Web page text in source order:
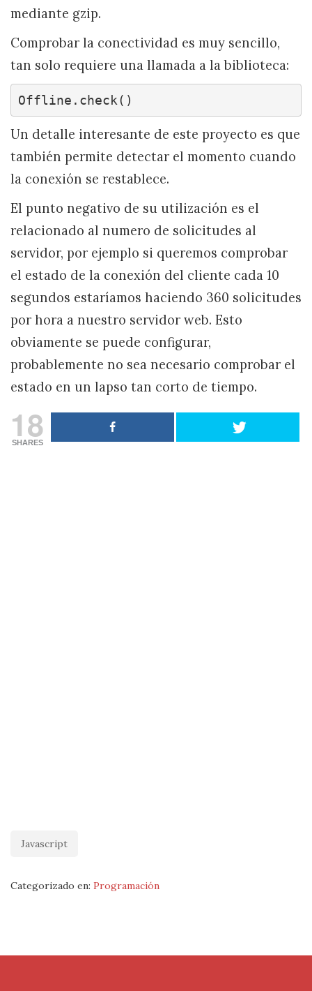
mediante gzip.
Comprobar la conectividad es muy sencillo,
tan solo requiere una llamada a la biblioteca:
Offline.check()
Un detalle interesante de este proyecto es que
también permite detectar el momento cuando
la conexión se restablece.
El punto negativo de su utilización es el
relacionado al numero de solicitudes al
servidor, por ejemplo si queremos comprobar
el estado de la conexión del cliente cada 10
segundos estaríamos haciendo 360 solicitudes
por hora a nuestro servidor web. Esto
obviamente se puede configurar,
probablemente no sea necesario comprobar el
estado en un lapso tan corto de tiempo.
18
SHARES
Javascript
Categorizado en: Programación